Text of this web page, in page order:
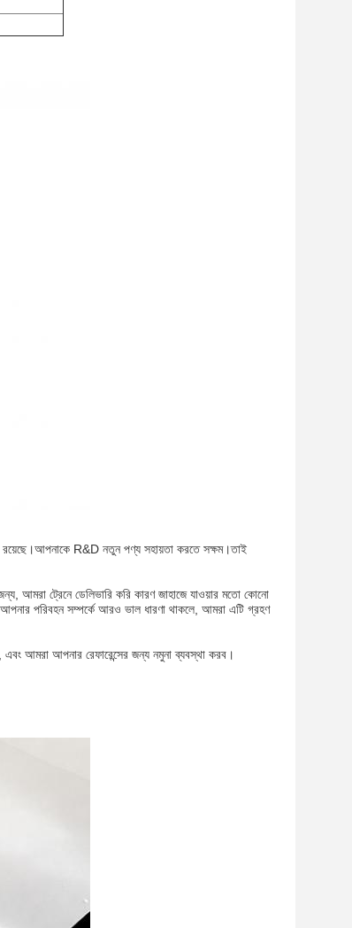
R&D নতুন পণ্য সহায়তা করতে সক্ষম।তাই
আমরা ট্রেনে ডেলিভারি করি কারণ জাহাজে যাওয়ার মতো কোনো
পরিবহন সম্পর্কে আরও ভাল ধারণা থাকলে, আমরা এটি গ্রহণ
আমরা আপনার রেফারেন্সের জন্য নমুনা ব্যবস্থা করব।